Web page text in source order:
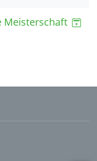
Meisterschaft